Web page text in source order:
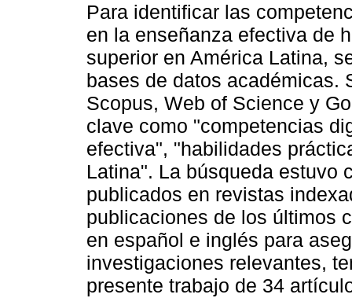
Para identificar las
en la enseñanza efectiva de
superior en América Latina,
bases de datos académicas.
Scopus, Web of Science y
clave como "competencias
efectiva", "habilidades
Latina". La búsqueda estuvo
publicados en revistas
publicaciones de los últimos
en español e inglés para
investigaciones relevantes,
presente trabajo de 34